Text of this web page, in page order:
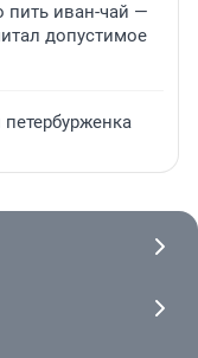
пить иван-чай —
допустимое